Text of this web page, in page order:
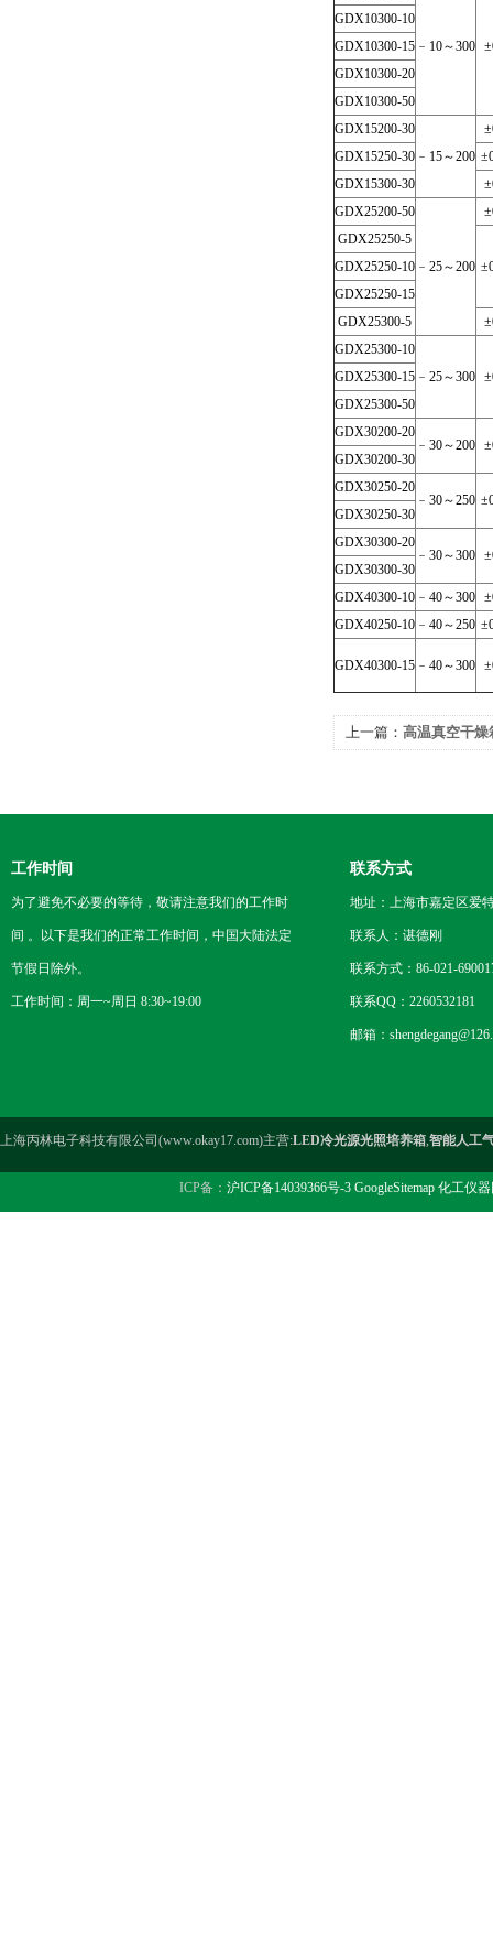
﹣10～300
GDX10300-10
GDX10300-15
GDX10300-20
GDX10300-50
GDX15200-30
﹣15～200
GDX15250-30
GDX15300-30
GDX25200-50
﹣25～200
GDX25250-5
GDX25250-10
GDX25250-15
GDX25300-5
GDX25300-10
﹣25～300
GDX25300-15
GDX25300-50
GDX30200-20
﹣30～200
GDX30200-30
GDX30250-20
﹣30～250
GDX30250-30
GDX30300-20
﹣30～300
GDX30300-30
GDX40300-10 ﹣40～300
GDX40250-10 ﹣40～250
GDX40300-15 ﹣40～300
上一篇： 高温真空干燥
工作时间
为了避免不必要的等待，敬请注意我们的工作时
间 。以下是我们的正常工作时间，中国大陆法定
节假日除外。
工作时间：周一~周日 8:30~19:00
联系方式
地址：上海市嘉定区爱
联系人：谌德刚
联系方式：86-021-
联系QQ：2260532181
邮箱：
上海丙林电子科技有限公司(www.okay17.com)主营:LED冷光源光照培养箱,智能人工
ICP备： 沪ICP备14039366号-3 GoogleSitemap 化工仪